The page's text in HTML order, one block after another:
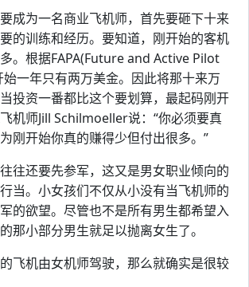
成为一名商业飞机师，首先要砸下十来
的训练和经历。要知道，刚开始的客机
。根据FAPA(Future and Active Pilot
一年只有两万美金。因此将那十来万
投资一番都比这个要划算，最起码刚开
机师Jill Schilmoeller说：“你必须要真
刚开始你真的赚得少但付出很多。”
往还要先参军，这又是男女职业倾向的
当。小女孩们不仅从小没有当飞机师的
的欲望。尽管也不是所有男生都希望入
那小部分男生就足以抛离女生了。
飞机由女机师驾驶，那么就确实是很较